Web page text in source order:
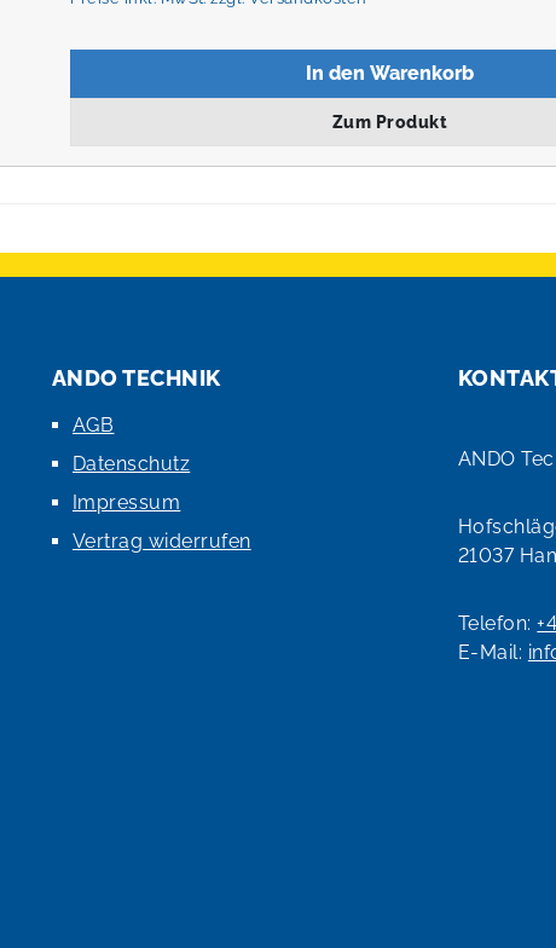
In den Warenkorb
Zum Produkt
ANDO TECHNIK
AGB
Datenschutz
Impressum
Vertrag widerrufen
ANDO
21037
Telefon:
E-Mail: